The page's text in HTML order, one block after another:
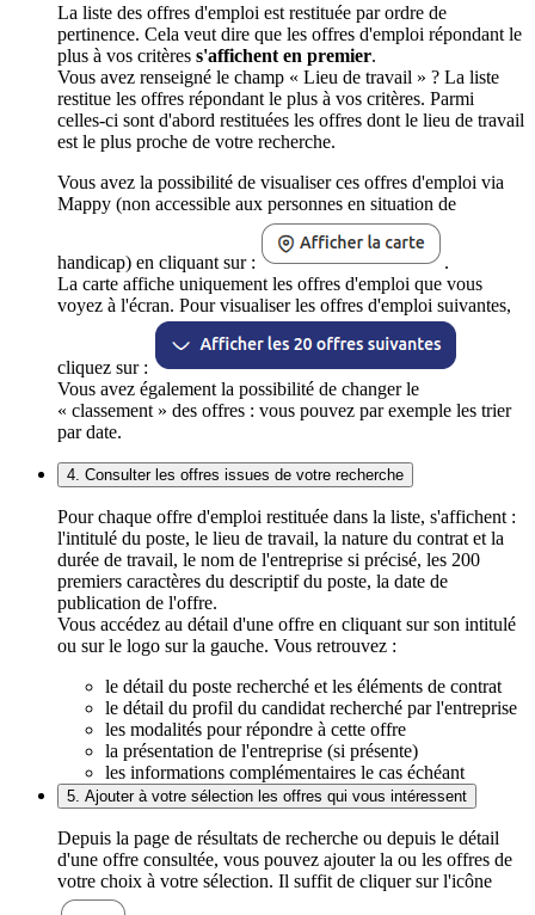
La liste des offres d'emploi est restituée par ordre de
pertinence. Cela veut dire que les offres d'emploi répondant le
plus à vos critères s'affichent en premier.
Vous avez renseigné le champ « Lieu de travail » ? La liste
restitue les offres répondant le plus à vos critères. Parmi
celles-ci sont d'abord restituées les offres dont le lieu de travail
est le plus proche de votre recherche.
Vous avez la possibilité de visualiser ces offres d'emploi via
Mappy (non accessible aux personnes en situation de
handicap) en cliquant sur :
.
La carte affiche uniquement les offres d'emploi que vous
voyez à l'écran. Pour visualiser les offres d'emploi suivantes,
cliquez sur :
Vous avez également la possibilité de changer le
« classement » des offres : vous pouvez par exemple les trier
par date.
4. Consulter les offres issues de votre recherche
Pour chaque offre d'emploi restituée dans la liste, s'affichent :
l'intitulé du poste, le lieu de travail, la nature du contrat et la
durée de travail, le nom de l'entreprise si précisé, les 200
premiers caractères du descriptif du poste, la date de
publication de l'offre.
Vous accédez au détail d'une offre en cliquant sur son intitulé
ou sur le logo sur la gauche. Vous retrouvez :
le détail du poste recherché et les éléments de contrat
le détail du profil du candidat recherché par l'entreprise
les modalités pour répondre à cette offre
la présentation de l'entreprise (si présente)
les informations complémentaires le cas échéant
5. Ajouter à votre sélection les offres qui vous intéressent
Depuis la page de résultats de recherche ou depuis le détail
d'une offre consultée, vous pouvez ajouter la ou les offres de
votre choix à votre sélection. Il suffit de cliquer sur l'icône